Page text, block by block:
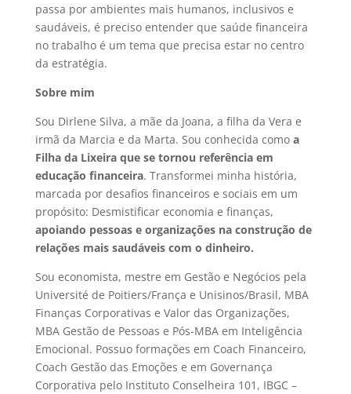
passa por ambientes mais humanos, inclusivos e
saudáveis, é preciso entender que saúde financeira
no trabalho é um tema que precisa estar no centro
da estratégia.
Sobre mim
Sou Dirlene Silva, a mãe da Joana, a filha da Vera e
irmã da Marcia e da Marta. Sou conhecida como a
Filha da Lixeira que se tornou referência em
educação financeira. Transformei minha história,
marcada por desafios financeiros e sociais em um
propósito: Desmistificar economia e finanças,
apoiando pessoas e organizações na construção de
relações mais saudáveis com o dinheiro.
Sou economista, mestre em Gestão e Negócios pela
Université de Poitiers/França e Unisinos/Brasil, MBA
Finanças Corporativas e Valor das Organizações,
MBA Gestão de Pessoas e Pós-MBA em Inteligência
Emocional. Possuo formações em Coach Financeiro,
Coach Gestão das Emoções e em Governança
Corporativa pelo Instituto Conselheira 101, IBGC –